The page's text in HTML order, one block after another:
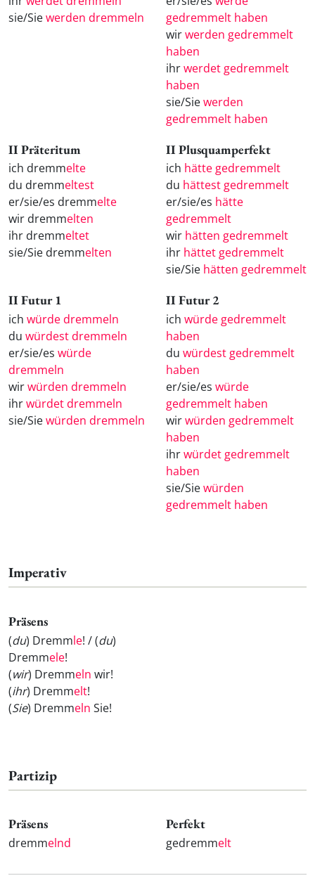
sie/Siewerden dremmeln
gedremmelt haben
wirwerden gedremmelt
haben
ihrwerdet gedremmelt
haben
sie/Siewerden
gedremmelt haben
II Präteritum
ich dremmelte
du dremmeltest
er/sie/es dremmelte
wir dremmelten
ihr dremmeltet
sie/Sie dremmelten
II Plusquamperfekt
ich hätte gedremmelt
du hättest gedremmelt
er/sie/es hätte
gedremmelt
wir hätten gedremmelt
ihr hättet gedremmelt
sie/Sie hätten gedremmelt
II Futur 1
ich würde dremmeln
du würdest dremmeln
er/sie/es würde
dremmeln
wirwürden dremmeln
ihrwürdet dremmeln
sie/Siewürden dremmeln
II Futur 2
ich würde gedremmelt
haben
du würdest gedremmelt
haben
er/sie/es würde
gedremmelt haben
wirwürden gedremmelt
haben
ihrwürdet gedremmelt
haben
sie/Siewürden
gedremmelt haben
Imperativ
Präsens
(du) Dremmle! / (du)
Dremmele!
(wir) Dremmeln wir!
(ihr) Dremmelt!
(Sie) Dremmeln Sie!
Partizip
Präsens
dremmelnd
Perfekt
gedremmelt